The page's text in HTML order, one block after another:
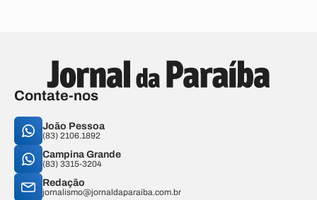
Contate-nos
João Pessoa
(83) 2106.1892
Campina Grande
(83) 3315-3204
Redação
jornalismo@jornaldaparaiba.com.br